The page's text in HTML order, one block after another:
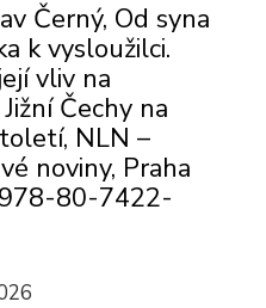
Černý, Od syna
k vysloužilci.
vliv na
Čechy na
NLN –
noviny, Praha
80-7422-